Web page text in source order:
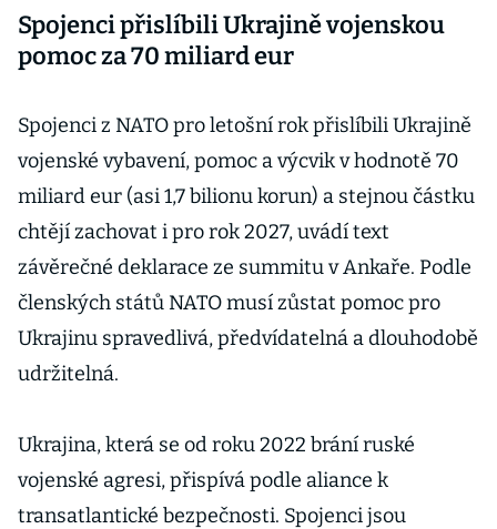
Spojenci přislíbili Ukrajině vojenskou
pomoc za 70 miliard eur
Spojenci z NATO pro letošní rok přislíbili Ukrajině
vojenské vybavení, pomoc a výcvik v hodnotě 70
miliard eur (asi 1,7 bilionu korun) a stejnou částku
chtějí zachovat i pro rok 2027, uvádí text
závěrečné deklarace ze summitu v Ankaře. Podle
členských států NATO musí zůstat pomoc pro
Ukrajinu spravedlivá, předvídatelná a dlouhodobě
udržitelná.
Ukrajina, která se od roku 2022 brání ruské
vojenské agresi, přispívá podle aliance k
transatlantické bezpečnosti. Spojenci jsou